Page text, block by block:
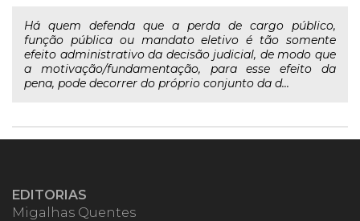
Há quem defenda que a perda de cargo público,
função pública ou mandato eletivo é tão somente
efeito administrativo da decisão judicial, de modo que
a motivação/fundamentação, para esse efeito da
pena, pode decorrer do próprio conjunto da d...
EDITORIAS
Migalhas Quentes